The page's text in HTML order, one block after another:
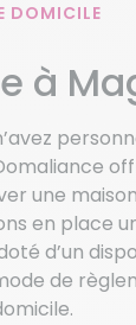
DOMICILE
à
une
en place
d’un
de